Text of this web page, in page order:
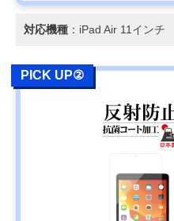
対応機種 ：iPad Air 11インチ
PICK UP②